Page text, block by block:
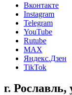
Вконтакте
Instagram
Telegram
YouTube
Rutube
MAX
Яндекс.Дзен
TikTok
г. Рославль,